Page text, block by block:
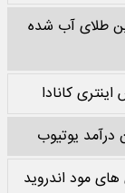
طلای آب شده
کانادا
درآمد یوتیوب
مود اندروید